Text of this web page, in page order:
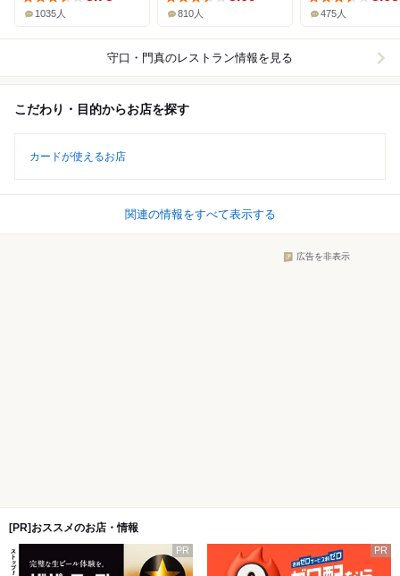
1035人 810人 475人
守口・門真のレストラン情報を見る
こだわり・目的からお店を探す
カードが使えるお店
関連の情報をすべて表示する
広告を非表示
[PR]おススメのお店・情報
PR PR